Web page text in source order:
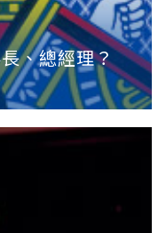
、總經理？